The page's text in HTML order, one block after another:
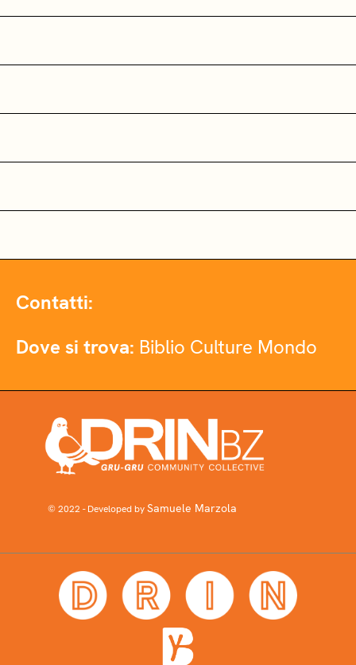
Contatti:
Dove si trova: Biblio Culture Mondo
© 2022 - Developed bySamuele Marzola